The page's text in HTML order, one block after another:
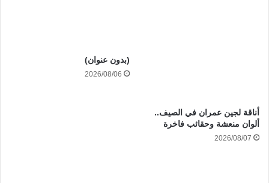
أناقة لجين عمران في الصيف..
ألوان منعشة وحقائب فاخرة
2026/08/07
(بدون عنوان)
2026/08/06